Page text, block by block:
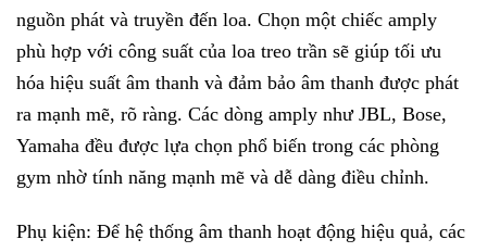
nguồn phát và truyền đến loa. Chọn một chiếc amply
phù hợp với công suất của loa treo trần sẽ giúp tối ưu
hóa hiệu suất âm thanh và đảm bảo âm thanh được phát
ra mạnh mẽ, rõ ràng. Các dòng amply như JBL, Bose,
Yamaha đều được lựa chọn phổ biến trong các phòng
gym nhờ tính năng mạnh mẽ và dễ dàng điều chỉnh.
Phụ kiện: Để hệ thống âm thanh hoạt động hiệu quả, các